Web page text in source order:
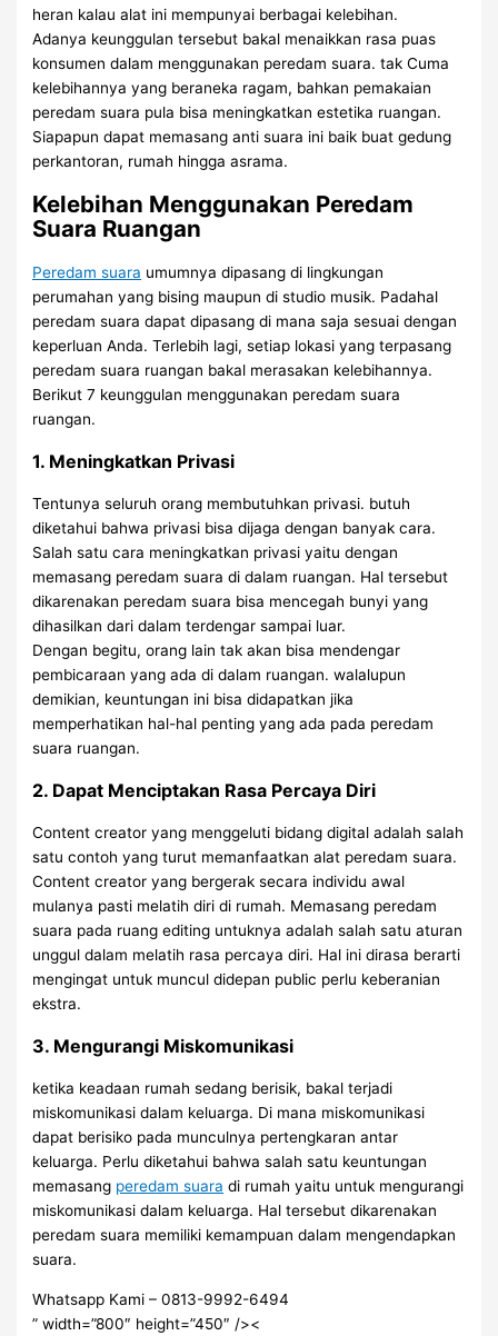
heran kalau alat ini mempunyai berbagai kelebihan.
Adanya keunggulan tersebut bakal menaikkan rasa puas
konsumen dalam menggunakan peredam suara. tak Cuma
kelebihannya yang beraneka ragam, bahkan pemakaian
peredam suara pula bisa meningkatkan estetika ruangan.
Siapapun dapat memasang anti suara ini baik buat gedung
perkantoran, rumah hingga asrama.
Kelebihan Menggunakan Peredam
Suara Ruangan
Peredam suara umumnya dipasang di lingkungan
perumahan yang bising maupun di studio musik. Padahal
peredam suara dapat dipasang di mana saja sesuai dengan
keperluan Anda. Terlebih lagi, setiap lokasi yang terpasang
peredam suara ruangan bakal merasakan kelebihannya.
Berikut 7 keunggulan menggunakan peredam suara
ruangan.
1. Meningkatkan Privasi
Tentunya seluruh orang membutuhkan privasi. butuh
diketahui bahwa privasi bisa dijaga dengan banyak cara.
Salah satu cara meningkatkan privasi yaitu dengan
memasang peredam suara di dalam ruangan. Hal tersebut
dikarenakan peredam suara bisa mencegah bunyi yang
dihasilkan dari dalam terdengar sampai luar.
Dengan begitu, orang lain tak akan bisa mendengar
pembicaraan yang ada di dalam ruangan. walalupun
demikian, keuntungan ini bisa didapatkan jika
memperhatikan hal-hal penting yang ada pada peredam
suara ruangan.
2. Dapat Menciptakan Rasa Percaya Diri
Content creator yang menggeluti bidang digital adalah salah
satu contoh yang turut memanfaatkan alat peredam suara.
Content creator yang bergerak secara individu awal
mulanya pasti melatih diri di rumah. Memasang peredam
suara pada ruang editing untuknya adalah salah satu aturan
unggul dalam melatih rasa percaya diri. Hal ini dirasa berarti
mengingat untuk muncul didepan public perlu keberanian
ekstra.
3. Mengurangi Miskomunikasi
ketika keadaan rumah sedang berisik, bakal terjadi
miskomunikasi dalam keluarga. Di mana miskomunikasi
dapat berisiko pada munculnya pertengkaran antar
keluarga. Perlu diketahui bahwa salah satu keuntungan
memasang peredam suara di rumah yaitu untuk mengurangi
miskomunikasi dalam keluarga. Hal tersebut dikarenakan
peredam suara memiliki kemampuan dalam mengendapkan
suara.
Whatsapp Kami – 0813-9992-6494
” width=”800″ height=”450″ /><